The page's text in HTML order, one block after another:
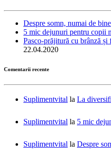
Despre somn, numai de bine
5 mic dejunuri pentru copii
Pasco-prăjitură cu brânză și
22.04.2020
Comentarii recente
Suplimentvital la La
Suplimentvital la 5 mic
Suplimentvital la Despre